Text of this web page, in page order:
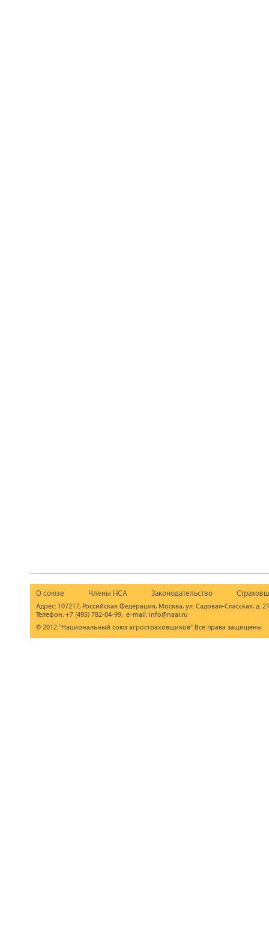
О союзе Члены НСА Законодательство
Адрес: 107217, Российская Федерация, Москва, ул. Садовая-Спасская, д.
Телефон: +7 (495) 782-04-99, e-mail: info@naai.ru
© 2012 "Национальный союз агростраховщиков" Все права защищены